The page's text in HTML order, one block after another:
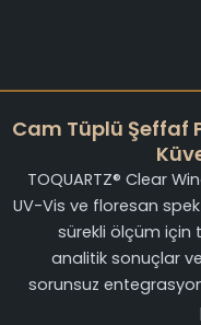
Cam Tüplü Şeffaf
TOQUARTZ® Clear
UV-Vis ve floresan
sürekli ölçüm için
analitik sonuçlar
sorunsuz